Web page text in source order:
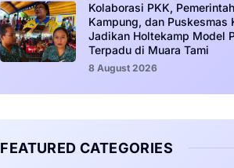
Kolaborasi PKK, Pemerintah
Kampung, dan Puskesmas
Jadikan Holtekamp Model
Terpadu di Muara Tami
8 August 2026
FEATURED CATEGORIES